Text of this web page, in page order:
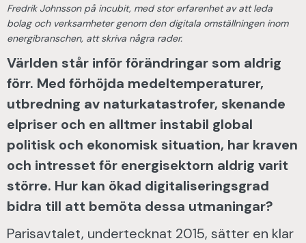
Fredrik Johnsson på incubit, med stor erfarenhet av att leda
bolag och verksamheter genom den digitala omställningen inom
energibranschen, att skriva några rader.
Världen står inför förändringar som aldrig
förr. Med förhöjda medeltemperaturer,
utbredning av naturkatastrofer, skenande
elpriser och en alltmer instabil global
politisk och ekonomisk situation, har kraven
och intresset för energisektorn aldrig varit
större. Hur kan ökad digitaliseringsgrad
bidra till att bemöta dessa utmaningar?
Parisavtalet, undertecknat 2015, sätter en klar